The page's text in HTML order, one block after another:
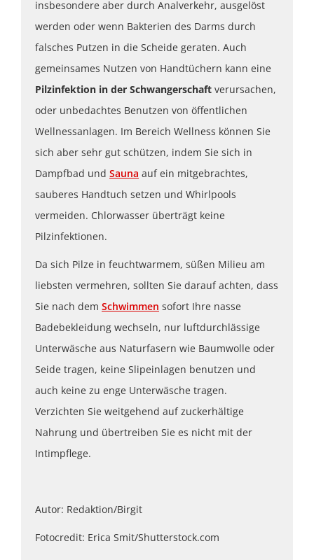
insbesondere aber durch Analverkehr, ausgelöst
werden oder wenn Bakterien des Darms durch
falsches Putzen in die Scheide geraten. Auch
gemeinsames Nutzen von Handtüchern kann eine
Pilzinfektion in der Schwangerschaft verursachen,
oder unbedachtes Benutzen von öffentlichen
Wellnessanlagen. Im Bereich Wellness können Sie
sich aber sehr gut schützen, indem Sie sich in
Dampfbad und Sauna auf ein mitgebrachtes,
sauberes Handtuch setzen und Whirlpools
vermeiden. Chlorwasser überträgt keine
Pilzinfektionen.
Da sich Pilze in feuchtwarmem, süßen Milieu am
liebsten vermehren, sollten Sie darauf achten, dass
Sie nach dem Schwimmen sofort Ihre nasse
Badebekleidung wechseln, nur luftdurchlässige
Unterwäsche aus Naturfasern wie Baumwolle oder
Seide tragen, keine Slipeinlagen benutzen und
auch keine zu enge Unterwäsche tragen.
Verzichten Sie weitgehend auf zuckerhältige
Nahrung und übertreiben Sie es nicht mit der
Intimpflege.
Autor: Redaktion/Birgit
Fotocredit: Erica Smit/Shutterstock.com